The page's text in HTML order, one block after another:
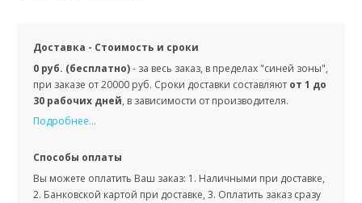
Доставка - Стоимость и сроки
0 руб. (бесплатно)- за весь заказ, в пределах "синей зоны",
при заказе от 20000 руб. Сроки доставки составляют от 1 до
30 рабочих дней, в зависимости от производителя.
Подробнее...
Способы оплаты
Вы можете оплатить Ваш заказ: 1. Наличными при доставке,
2. Банковской картой при доставке, 3. Оплатить заказ сразу